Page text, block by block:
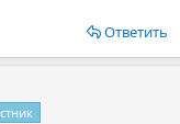
Ответить